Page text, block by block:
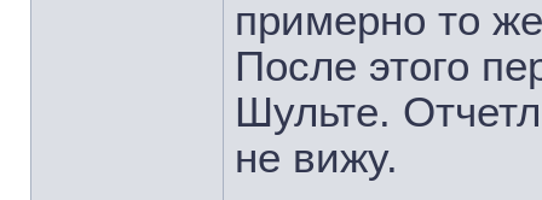
примерно то
После этого
Шульте.
не вижу.